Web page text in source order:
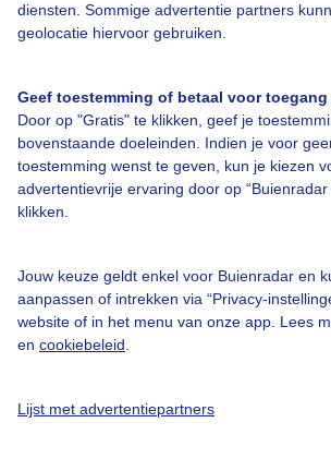
diensten. Sommige advertentie partners
geolocatie hiervoor gebruiken.
Geef toestemming of betaal voor toegang
Door op "Gratis" te klikken, geef je
bovenstaande doeleinden. Indien je voor
toestemming wenst te geven, kun je kiezen
advertentievrije ervaring door op “Buienradar
klikken.
Jouw keuze geldt enkel voor Buienradar en
aanpassen of intrekken via “Privacy-
website of in het menu van onze app. Lees
en cookiebeleid
Lijst met advertentiepartners
Bedrijfsgegevens
Contact
Toegankelijkheid
Gebruikersvoorwaarden
Adverteren
Privacy beleid
Cookie beleid